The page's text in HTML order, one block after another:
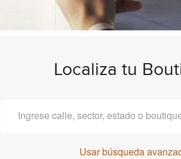
Localiza tu
Usar búsqueda